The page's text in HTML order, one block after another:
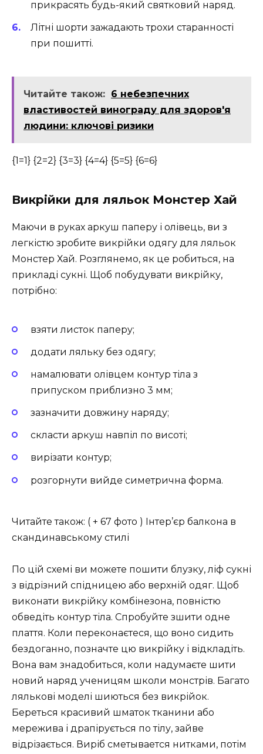
прикрасять будь-який святковий наряд.
Літні шорти зажадають трохи старанності
при пошитті.
Читайте також: 6 небезпечних
властивостей винограду для здоров'я
людини: ключові ризики
{1=1} {2=2} {3=3} {4=4} {5=5} {6=6}
Викрійки для ляльок Монстер Хай
Маючи в руках аркуш паперу і олівець, ви з
легкістю зробите викрійки одягу для ляльок
Монстер Хай. Розглянемо, як це робиться, на
прикладі сукні. Щоб побудувати викрійку,
потрібно:
взяти листок паперу;
додати ляльку без одягу;
намалювати олівцем контур тіла з
припуском приблизно 3 мм;
зазначити довжину наряду;
скласти аркуш навпіл по висоті;
вирізати контур;
розгорнути вийде симетрична форма.
Читайте також: ( + 67 фото ) Інтер’єр балкона в
скандинавському стилі
По цій схемі ви можете пошити блузку, ліф сукні
з відрізний спідницею або верхній одяг. Щоб
виконати викрійку комбінезона, повністю
обведіть контур тіла. Спробуйте зшити одне
плаття. Коли переконаєтеся, що воно сидить
бездоганно, позначте цю викрійку і відкладіть.
Вона вам знадобиться, коли надумаєте шити
новий наряд ученицям школи монстрів. Багато
лялькові моделі шиються без викрійок.
Береться красивий шматок тканини або
мережива і драпірується по тілу, зайве
відрізається. Виріб сметывается нитками, потім